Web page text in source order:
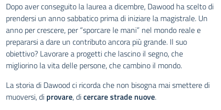
Dopo aver conseguito la laurea a dicembre, Dawood ha scelto di
prendersi un anno sabbatico prima di iniziare la magistrale. Un
anno per crescere, per “sporcare le mani” nel mondo reale e
prepararsi a dare un contributo ancora più grande. Il suo
obiettivo? Lavorare a progetti che lascino il segno, che
migliorino la vita delle persone, che cambino il mondo.
La storia di Dawood ci ricorda che non bisogna mai smettere di
muoversi, di provare, dicercare strade nuove.